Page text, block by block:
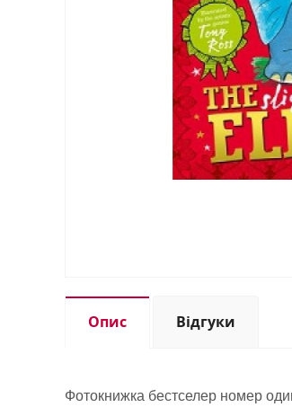
Опис Відгуки
Фотокнижка бестселер номер